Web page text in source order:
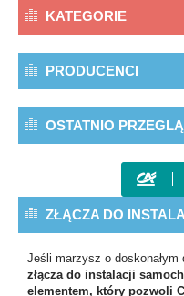
KATEGORIE
PRODUCENCI
OSTATNIO
ZŁĄCZA DO
Jeśli marzysz o
złącza do instalacji
elementem, który pozwoli